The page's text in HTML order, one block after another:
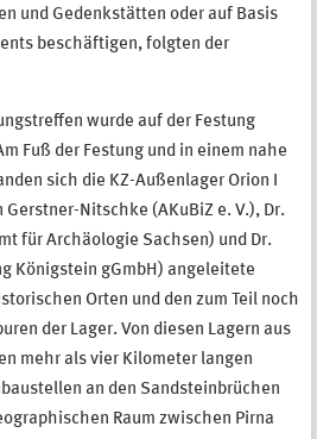
und Gedenkstätten oder auf Basis
beschäftigen, folgten der
wurde auf der Festung
Fuß der Festung und in einem nahe
sich die KZ-Außenlager Orion I
Gerstner-Nitschke (AKuBiZ e. V.), Dr.
für Archäologie Sachsen) und Dr.
Königstein gGmbH) angeleitete
Orten und den zum Teil noch
der Lager. Von diesen Lagern aus
mehr als vier Kilometer langen
an den Sandsteinbrüchen
Raum zwischen Pirna